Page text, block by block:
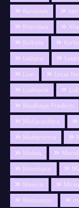
Karnatak
Khandwa
Kolkata
Lalitpur
Live
Local
Ludhiana
Madhaya Pradesh
Maharashtra
Maharshtra
Malwa
Mandsaur
Meerut
Motivation